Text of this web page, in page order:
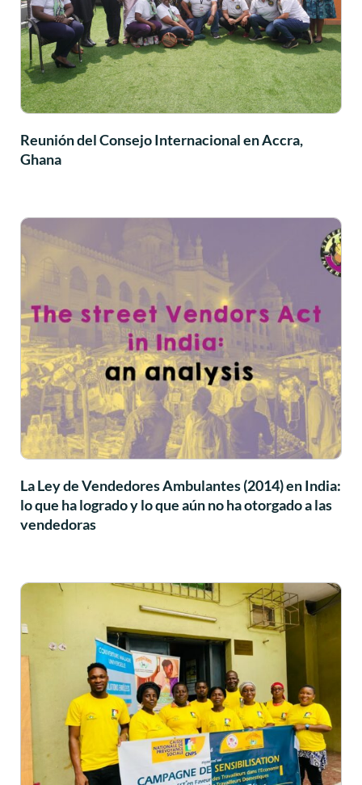
Reunión del Consejo Internacional en Accra,
Ghana
La Ley de Vendedores Ambulantes (2014) en India:
lo que ha logrado y lo que aún no ha otorgado a las
vendedoras